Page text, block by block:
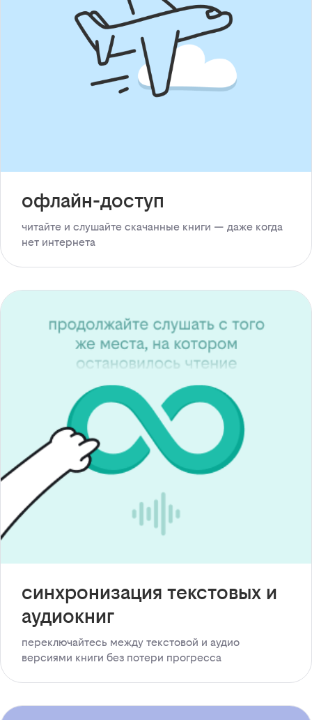
офлайн-доступ
читайте и слушайте скачанные книги — даже когда
нет интернета
синхронизация текстовых и
аудиокниг
переключайтесь между текстовой и аудио
версиями книги без потери прогресса